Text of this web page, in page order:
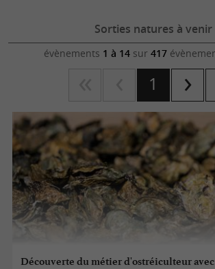
Sorties natures à venir
évènements 1 à 14sur 417
1
Découverte du métier d'ostréiculteur